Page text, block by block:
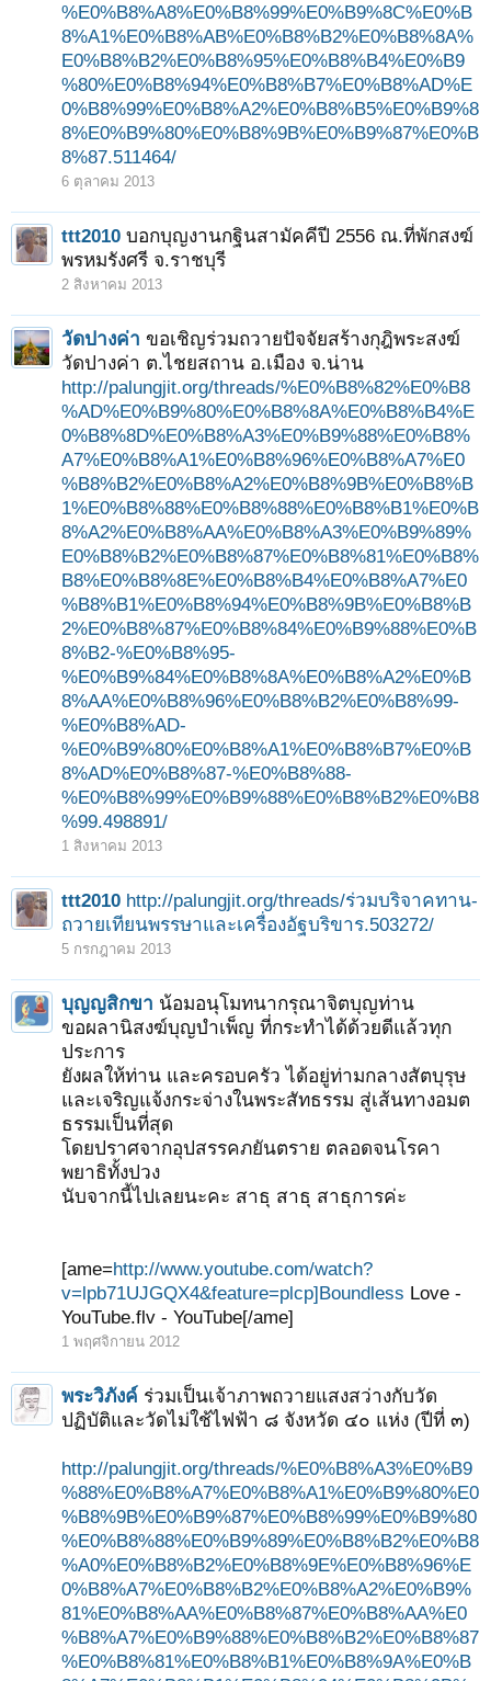
%E0%B8%A8%E0%B8%99%E0%B9%8C%E0%B
8%A1%E0%B8%AB%E0%B8%B2%E0%B8%8A%
E0%B8%B2%E0%B8%95%E0%B8%B4%E0%B9
%80%E0%B8%94%E0%B8%B7%E0%B8%AD%E
0%B8%99%E0%B8%A2%E0%B8%B5%E0%B9%8
8%E0%B9%80%E0%B8%9B%E0%B9%87%E0%B
8%87.511464/
6 ตุลาคม 2013
ttt2010 บอกบุญงานกฐินสามัคคีปี 2556 ณ.ที่พักสงฆ์
พรหมรังศรี จ.ราชบุรี
2 สิงหาคม 2013
วัดปางค่า ขอเชิญร่วมถวายปัจจัยสร้างกุฎิพระสงฆ์
วัดปางค่า ต.ไชยสถาน อ.เมือง จ.น่าน
http://palungjit.org/threads/%E0%B8%82%E0%B8
%AD%E0%B9%80%E0%B8%8A%E0%B8%B4%E
0%B8%8D%E0%B8%A3%E0%B9%88%E0%B8%
A7%E0%B8%A1%E0%B8%96%E0%B8%A7%E0
%B8%B2%E0%B8%A2%E0%B8%9B%E0%B8%B
1%E0%B8%88%E0%B8%88%E0%B8%B1%E0%B
8%A2%E0%B8%AA%E0%B8%A3%E0%B9%89%
E0%B8%B2%E0%B8%87%E0%B8%81%E0%B8%
B8%E0%B8%8E%E0%B8%B4%E0%B8%A7%E0
%B8%B1%E0%B8%94%E0%B8%9B%E0%B8%B
2%E0%B8%87%E0%B8%84%E0%B9%88%E0%B
8%B2-%E0%B8%95-
%E0%B9%84%E0%B8%8A%E0%B8%A2%E0%B
8%AA%E0%B8%96%E0%B8%B2%E0%B8%99-
%E0%B8%AD-
%E0%B9%80%E0%B8%A1%E0%B8%B7%E0%B
8%AD%E0%B8%87-%E0%B8%88-
%E0%B8%99%E0%B9%88%E0%B8%B2%E0%B8
%99.498891/
1 สิงหาคม 2013
ttt2010 http://palungjit.org/threads/ร่วมบริจาคทาน-
ถวายเทียนพรรษาและเครื่องอัฐบริขาร.503272/
5 กรกฎาคม 2013
บุญญสิกขา น้อมอนุโมทนากรุณาจิตบุญท่าน
ขอผลานิสงฆ์บุญบำเพ็ญ ที่กระทำได้ด้วยดีแล้วทุก
ประการ
ยังผลให้ท่าน และครอบครัว ได้อยู่ท่ามกลางสัตบุรุษ
และเจริญแจ้งกระจ่างในพระสัทธรรม สู่เส้นทางอมต
ธรรมเป็นที่สุด
โดยปราศจากอุปสรรคภยันตราย ตลอดจนโรคา
พยาธิทั้งปวง
นับจากนี้ไปเลยนะคะ สาธุ สาธุ สาธุการค่ะ
[ame=http://www.youtube.com/watch?
v=lpb71UJGQX4&feature=plcp]Boundless Love -
YouTube.flv - YouTube[/ame]
1 พฤศจิกายน 2012
พระวิภังค์ ร่วมเป็นเจ้าภาพถวายแสงสว่างกับวัด
ปฏิบัติและวัดไม่ใช้ไฟฟ้า ๘ จังหวัด ๔๐ แห่ง (ปีที่ ๓)
http://palungjit.org/threads/%E0%B8%A3%E0%B9
%88%E0%B8%A7%E0%B8%A1%E0%B9%80%E0
%B8%9B%E0%B9%87%E0%B8%99%E0%B9%80
%E0%B8%88%E0%B9%89%E0%B8%B2%E0%B8
%A0%E0%B8%B2%E0%B8%9E%E0%B8%96%E
0%B8%A7%E0%B8%B2%E0%B8%A2%E0%B9%
81%E0%B8%AA%E0%B8%87%E0%B8%AA%E0
%B8%A7%E0%B9%88%E0%B8%B2%E0%B8%87
%E0%B8%81%E0%B8%B1%E0%B8%9A%E0%B
1 2 ถัดไป >